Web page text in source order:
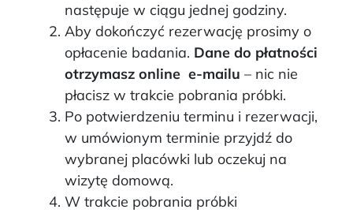
następuje w ciągu jednej godziny.
Aby dokończyć rezerwację prosimy o
opłacenie badania. Dane do płatności
otrzymasz online e-mailu – nic nie
płacisz w trakcie pobrania próbki.
Po potwierdzeniu terminu i rezerwacji,
w umówionym terminie przyjdź do
wybranej placówki lub oczekuj na
wizytę domową.
W trakcie pobrania próbki